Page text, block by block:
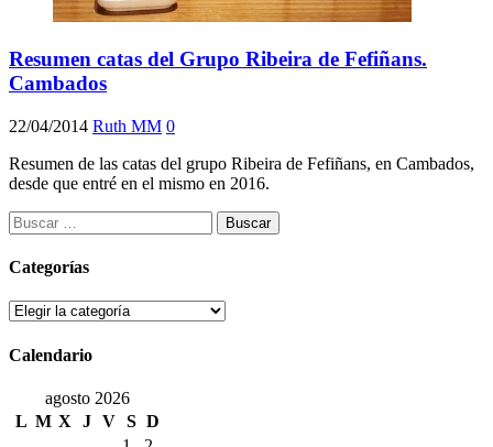
Resumen catas del Grupo Ribeira de Fefiñans.
Cambados
22/04/2014 Ruth MM 0
Resumen de las catas del grupo Ribeira de Fefiñans, en Cambados,
desde que entré en el mismo en 2016.
Buscar:
Categorías
Categorías
Calendario
agosto 2026
L M X J V S D